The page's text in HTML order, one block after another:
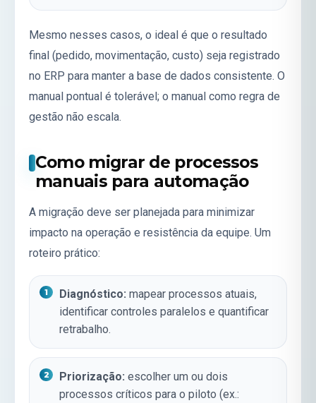
Mesmo nesses casos, o ideal é que o resultado
final (pedido, movimentação, custo) seja registrado
no ERP para manter a base de dados consistente. O
manual pontual é tolerável; o manual como regra de
gestão não escala.
Como migrar de processos
manuais para automação
A migração deve ser planejada para minimizar
impacto na operação e resistência da equipe. Um
roteiro prático:
Diagnóstico: mapear processos atuais,
identificar controles paralelos e quantificar
retrabalho.
Priorização: escolher um ou dois
processos críticos para o piloto (ex.: